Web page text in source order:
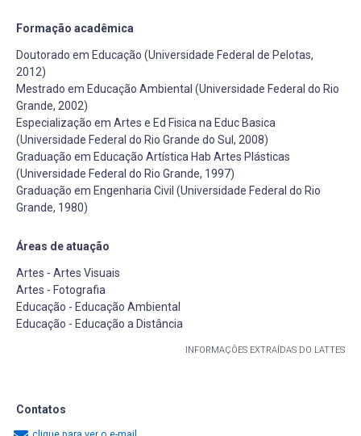
Formação acadêmica
Doutorado em Educação (Universidade Federal de Pelotas,
2012)
Mestrado em Educação Ambiental (Universidade Federal do Rio
Grande, 2002)
Especialização em Artes e Ed Fisica na Educ Basica
(Universidade Federal do Rio Grande do Sul, 2008)
Graduação em Educação Artística Hab Artes Plásticas
(Universidade Federal do Rio Grande, 1997)
Graduação em Engenharia Civil (Universidade Federal do Rio
Grande, 1980)
Áreas de atuação
Artes - Artes Visuais
Artes - Fotografia
Educação - Educação Ambiental
Educação - Educação a Distância
INFORMAÇÕES EXTRAÍDAS DO LATTES
Contatos